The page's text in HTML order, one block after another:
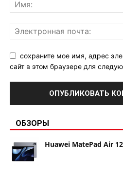
сохраните мое имя, адрес
сайт в этом браузере для
ОБЗОРЫ
Huawei MatePad Air 12